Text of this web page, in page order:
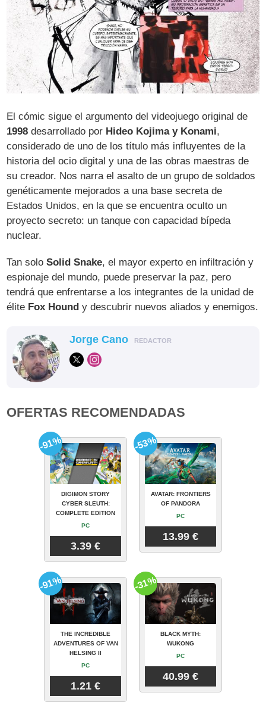
El cómic sigue el argumento del videojuego original de
1998 desarrollado por Hideo Kojima y Konami,
considerado de uno de los título más influyentes de la
historia del ocio digital y una de las obras maestras de
su creador. Nos narra el asalto de un grupo de soldados
genéticamente mejorados a una base secreta de
Estados Unidos, en la que se encuentra oculto un
proyecto secreto: un tanque con capacidad bípeda
nuclear.
Tan soloSolid Snake, el mayor experto en infiltración y
espionaje del mundo, puede preservar la paz, pero
tendrá que enfrentarse a los integrantes de la unidad de
élite Fox Hound y descubrir nuevos aliados y enemigos.
Jorge Cano REDACTOR
OFERTAS RECOMENDADAS
DIGIMON STORY
CYBER SLEUTH:
COMPLETE EDITION
PC
3.39 €
-91%
AVATAR: FRONTIERS
OF PANDORA
PC
13.99 €
-53%
THE INCREDIBLE
ADVENTURES OF VAN
HELSING II
PC
1.21 €
-91%
BLACK MYTH:
WUKONG
PC
40.99 €
-31%